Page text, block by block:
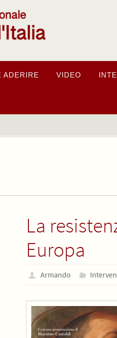
ADERIRE VIDEO
La
Europa
Armando